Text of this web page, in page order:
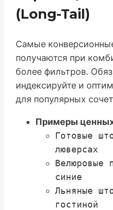
(Long-Tail)
Самые
получаются при
более фильтров.
индексируйте и
для популярных
Примеры
Готовые
люверсах
Велюровые
синие
Льняные
гостиной